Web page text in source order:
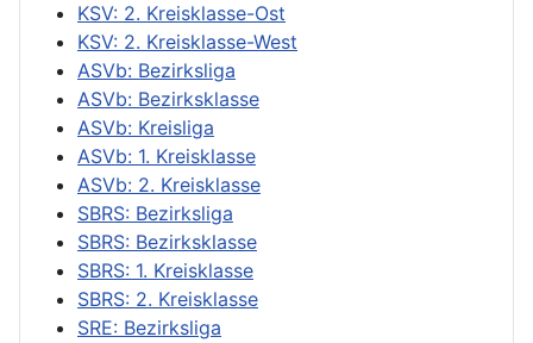
KSV: 2. Kreisklasse-Ost
KSV: 2. Kreisklasse-West
ASVb: Bezirksliga
ASVb: Bezirksklasse
ASVb: Kreisliga
ASVb: 1. Kreisklasse
ASVb: 2. Kreisklasse
SBRS: Bezirksliga
SBRS: Bezirksklasse
SBRS: 1. Kreisklasse
SBRS: 2. Kreisklasse
SRE: Bezirksliga